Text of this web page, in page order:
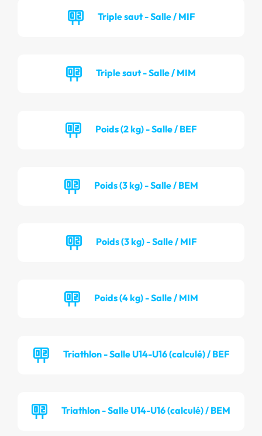
Triple saut - Salle / MIF
Triple saut - Salle / MIM
Poids (2 kg) - Salle / BEF
Poids (3 kg) - Salle / BEM
Poids (3 kg) - Salle / MIF
Poids (4 kg) - Salle / MIM
Triathlon - Salle U14-U16 (calculé) / BEF
Triathlon - Salle U14-U16 (calculé) / BEM